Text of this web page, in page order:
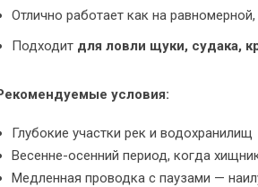
Отлично работает как на
Подходит для ловли щуки, судака,
условия:
Глубокие участки рек и водохранилищ
Весенне-осенний период, когда
Медленная проводка с паузами —